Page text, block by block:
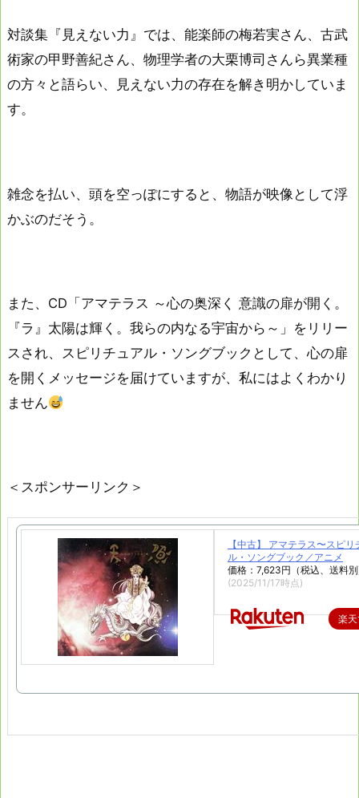
対談集『見えない力』では、能楽師の梅若実さん、古武
術家の甲野善紀さん、物理学者の大栗博司さんら異業種
の方々と語らい、見えない力の存在を解き明かしていま
す。
雑念を払い、頭を空っぽにすると、物語が映像として浮
かぶのだそう。
また、CD「アマテラス ～心の奥深く 意識の扉が開く。
『ラ』太陽は輝く。我らの内なる宇宙から～」をリリー
スされ、スピリチュアル・ソングブックとして、心の扉
を開くメッセージを届けていますが、私にはよくわかり
ません
＜スポンサーリンク＞
【中古】 アマテラス〜スピリ
ル・ソングブック／アニメ
価格：7,623円（税込、送料
(2025/11/17時点)
楽